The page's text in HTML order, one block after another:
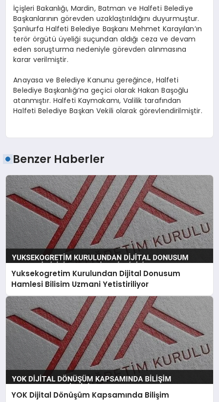
İçişleri Bakanlığı, Mardin, Batman ve Halfeti Belediye
Başkanlarının görevden uzaklaştırıldığını duyurmuştur.
Şanlıurfa Halfeti Belediye Başkanı Mehmet Karayılan’ın
terör örgütü üyeliği suçundan aldığı ceza ve devam
eden soruşturma nedeniyle görevden alınmasına
karar verilmiştir.
Anayasa ve Belediye Kanunu gereğince, Halfeti
Belediye Başkanlığı’na geçici olarak Hakan Başoğlu
atanmıştır. Halfeti Kaymakamı, Valilik tarafından
Halfeti Belediye Başkan Vekili olarak görevlendirilmiştir.
Benzer Haberler
Yuksekogretim Kurulundan Dijital Donusum
Hamlesi Bilisim Uzmani Yetistiriliyor
YOK Dijital Dönüşüm Kapsamında Bilişim